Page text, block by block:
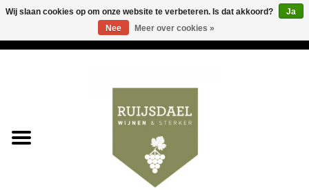
& sterker
Wij slaan cookies op om onze website te verbeteren. Is dat akkoord?
Ja
Nee
Meer over cookies »